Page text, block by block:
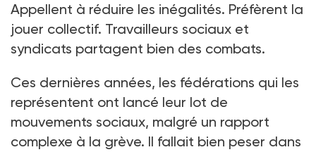
Appellent à réduire les inégalités. Préfèrent la
jouer collectif. Travailleurs sociaux et
syndicats partagent bien des combats.
Ces dernières années, les fédérations qui les
représentent ont lancé leur lot de
mouvements sociaux, malgré un rapport
complexe à la grève. Il fallait bien peser dans